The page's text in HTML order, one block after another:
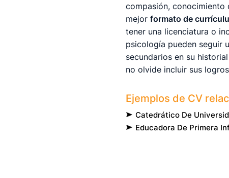
compasión, conocimiento
mejor formato de
tener una licenciatura o
psicología pueden seguir
secundarios en su
no olvide incluir sus
Ejemplos de CV
Catedrático De
Educadora De Primera